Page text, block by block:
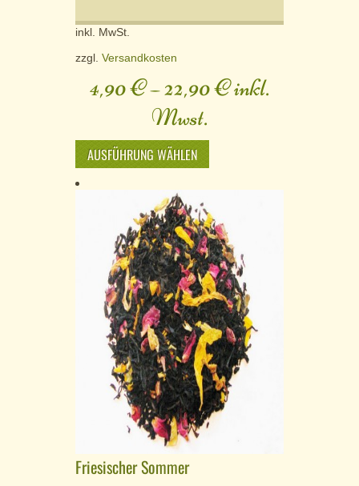
inkl. MwSt.
zzgl. Versandkosten
4,90€–22,90€inkl.
Mwst.
AUSFÜHRUNG WÄHLEN
Friesischer Sommer